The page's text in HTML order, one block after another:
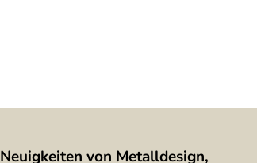
Neuigkeiten von Metalldesign,